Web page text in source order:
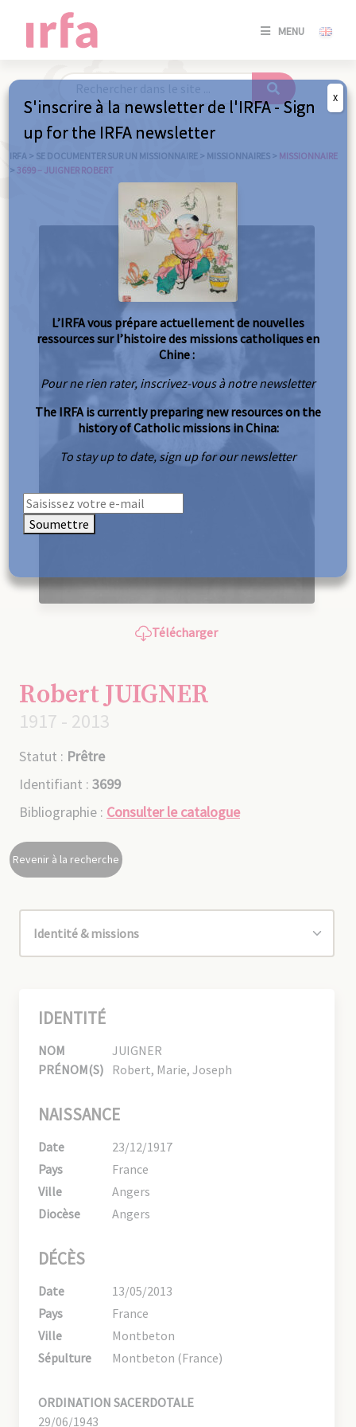
MENU
SE
/
IRFA > SE DOCUMENTER SUR UN MISSIONNAIRE > MISSIONNAIRES > MISSIONNAIRE
> 3699 – JUIGNER ROBERT
Télécharger
Robert JUIGNER
1917 - 2013
Statut : Prêtre
Identifiant : 3699
Bibliographie : Consulter le catalogue
Revenir à la recherche
IDENTITÉ
NOM
JUIGNER
PRÉNOM(S) Robert, Marie, Joseph
NAISSANCE
Date
23/12/1917
Pays
France
Ville
Angers
Diocèse
Angers
DÉCÈS
Date
13/05/2013
Pays
France
Ville
Montbeton
Sépulture
Montbeton (France)
ORDINATION SACERDOTALE
29/06/1943
S'inscrire à la newsletter de l'IRFA - Sign
up for the IRFA newsletter
L’IRFA vous prépare actuellement de nouvelles
ressources sur l’histoire des missions catholiques en
Chine :
Pour ne rien rater, inscrivez-vous à notre newsletter
The IRFA is currently preparing new resources on the
history of Catholic missions in China:
To stay up to date, sign up for our newsletter
Soumettre
X